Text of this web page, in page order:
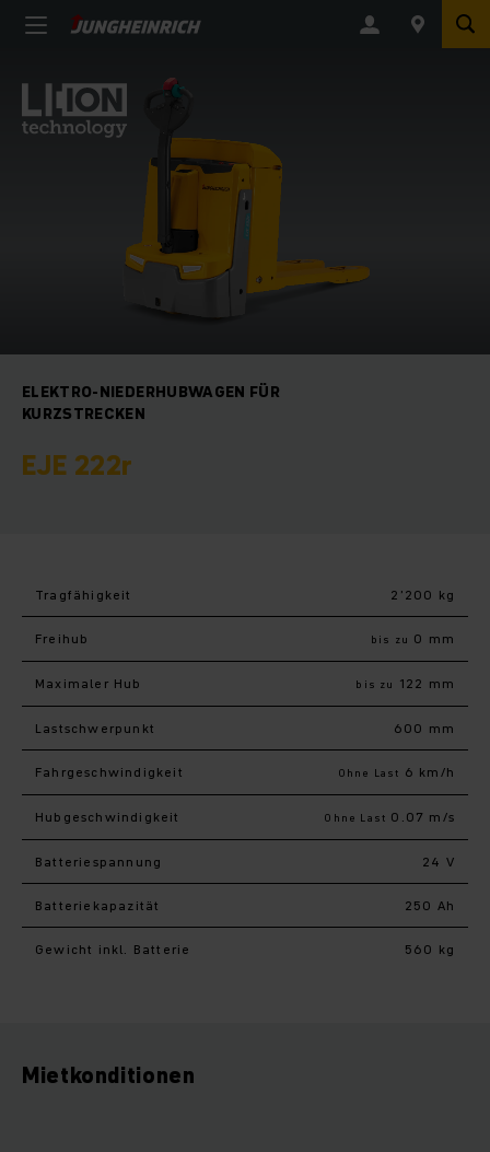
ELEKTRO-NIEDERHUBWAGEN FÜR
KURZSTRECKEN
EJE 222r
Tragfähigkeit 2’200 kg
Freihub bis zu 0 mm
Maximaler Hub bis zu 122 mm
Last­schwerpunkt 600 mm
Fahr­geschwindigkeit Ohne Last 6 km/h
Hub­geschwindigkeit Ohne Last 0.07 m/s
Batteriespannung 24 V
Batteriekapazität 250 Ah
Gewicht inkl. Batterie 560 kg
Mietkonditionen